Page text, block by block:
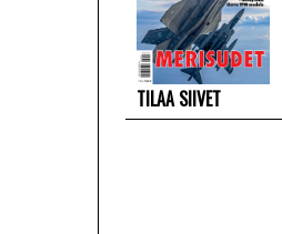
TILAA SIIVET